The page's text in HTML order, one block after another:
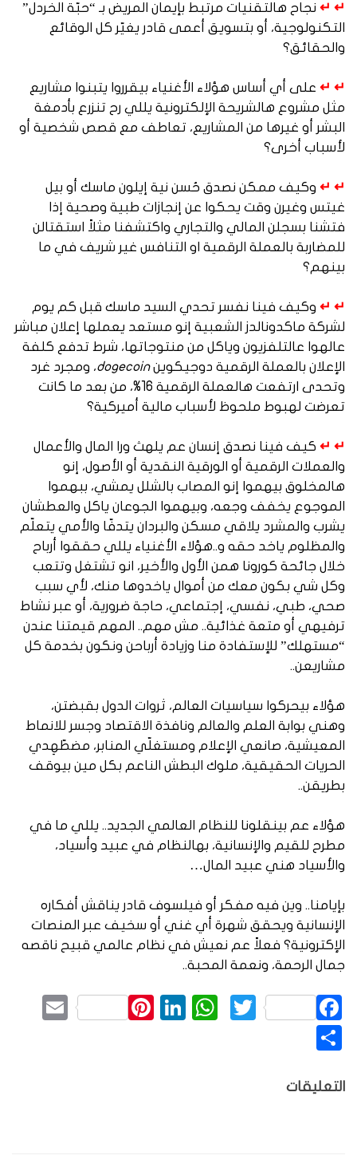
↵ ↵ نجاح هالتقنيات مرتبط بإيمان المريض بـ “حبّة الخردل”
التكنولوجية، أو بتسويق أعمى قادر يغيّر كل الوقائع
والحقائق؟
↵ ↵ على أي أساس هؤلاء الأغنياء بيقرروا يتبنوا مشاريع
مثل مشروع هالشريحة الإلكترونية يللي رح تنزرع بأدمغة
البشر أو غيرها من المشاريع، تعاطف مع قصص شخصية أو
لأسباب أخرى؟
↵ ↵ وكيف ممكن نصدق حُسن نية إيلون ماسك أو بيل
غيتس وغيرن وقت يحكوا عن إنجازات طبية وصحية إذا
فتشنا بسجلن المالي والتجاري واكتشفنا مثلاً استقتالن
للمضاربة بالعملة الرقمية او التنافس غير شريف في ما
بينهم؟
↵ ↵ وكيف فينا نفسر تحدي السيد ماسك قبل كم يوم
لشركة ماكدونالدز الشعبية إنو مستعد يعملها إعلان مباشر
عالهوا عالتلفزيون وياكل من منتوجاتها، شرط تدفع كلفة
الإعلان بالعملة الرقمية دوجيكوينdogecoin، ومجرد غرد
وتحدى ارتفعت هالعملة الرقمية 16%، من بعد ما كانت
تعرضت لهبوط ملحوظ لأسباب مالية أميركية؟
↵ ↵ كيف فينا نصدق إنسان عم يلهث ورا المال والأعمال
والعملات الرقمية أو الورقية النقدية أو الأصول، إنو
هالمخلوق بيهموا إنو المصاب بالشلل يمشي، ببهموا
الموجوع يخفف وجعه، وبيهموا الجوعان ياكل والعطشان
يشرب والمشرد يلاقي مسكن والبردان يتدفّا والأمي يتعلّم
والمظلوم ياخد حقه و..هؤلاء الأغنياء يللي حققوا أرباح
خلال جائحة كورونا همن الأول والأخير، انو تشتغل وتتعب
وكل شي بكون معك من أموال ياخدوها منك، لأي سبب
صحي، طبي، نفسي، إجتماعي، حاجة ضرورية، أو عبر نشاط
ترفيهي أو متعة غذائية.. مش مهم.. المهم قيمتنا عندن
“مستهلك” للإستفادة منا وزيادة أرباحن ونكون بخدمة كل
مشاريعن..
هؤلاء بيحركوا سياسيات العالم، ثروات الدول بقبضتن،
وهني بوابة العلم والعالم ونافذة الاقتصاد وجسر للانماط
المعيشية، صانعي الإعلام ومستغلّي المنابر، مضطّهِدي
الحريات الحقيقية، ملوك البطش الناعم بكل مين بيوقف
بطريقن..
هؤلاء عم بينقلونا للنظام العالمي الجديد.. يللي ما في
مطرح للقيم والإنسانية، بهالنظام في عبيد وأسياد،
والأسياد هني عبيد المال…
بإيامنا.. وين فيه مفكر أو فيلسوف قادر يناقش أفكاره
الإنسانية ويحقق شهرة أي غني أو سخيف عبر المنصات
الإكترونية؟ فعلاً عم نعيش في نظام عالمي قبيح ناقصه
جمال الرحمة، ونعمة المحبة..
Facebook
Twitter
WhatsApp
LinkedIn
Pinterest
التعليقات